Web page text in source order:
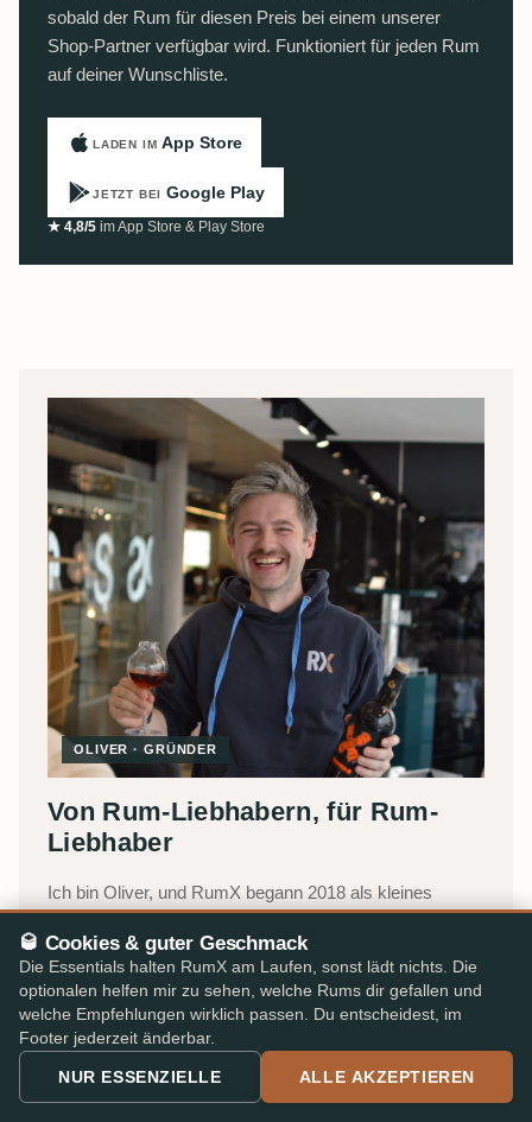
sobald der Rum für diesen Preis bei einem unserer
Shop-Partner verfügbar wird. Funktioniert für jeden Rum
auf deiner Wunschliste.
LADEN IM App Store
JETZT BEI Google Play
★ 4,8/5 im App Store & Play Store
OLIVER · GRÜNDER
Von Rum-Liebhabern, für Rum-
Liebhaber
Ich bin Oliver, und RumX begann 2018 als kleines
Rum Tasting Notes .
Was als mein digitales Verkostungstagebuch begann, ist
heute die umfangreichste Plattform für Rum-Fans
weltweit, getragen von einem kleinen Team mit Jakob,
Lukas und Katharina, dazu Robert, der uns als
🥃 Cookies & guter Geschmack
Die Essentials halten RumX am Laufen, sonst lädt nichts. Die
optionalen helfen mir zu sehen, welche Rums dir gefallen und
welche Empfehlungen wirklich passen. Du entscheidest, im
Footer jederzeit änderbar.
NUR ESSENZIELLE ALLE AKZEPTIEREN